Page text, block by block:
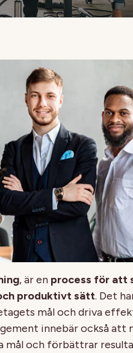
, är en process för att
produktivt sätt. Det
mål och driva
innebär också att
mål och förbättrar